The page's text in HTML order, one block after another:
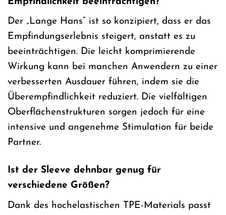
Der „Lange Hans“ ist so konzipiert, dass er das
Empfindungserlebnis steigert, anstatt es zu
beeinträchtigen. Die leicht komprimierende
Wirkung kann bei manchen Anwendern zu einer
verbesserten Ausdauer führen, indem sie die
Überempfindlichkeit reduziert. Die vielfältigen
Oberflächenstrukturen sorgen jedoch für eine
intensive und angenehme Stimulation für beide
Partner.
Ist der Sleeve dehnbar genug für
verschiedene Größen?
Dank des hochelastischen TPE-Materials passt